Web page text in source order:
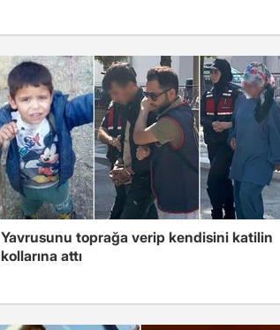
Yavrusunu toprağa verip kendisini katilin
kollarına attı